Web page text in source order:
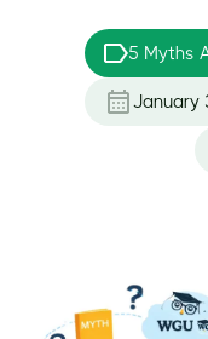
5 Myths
January